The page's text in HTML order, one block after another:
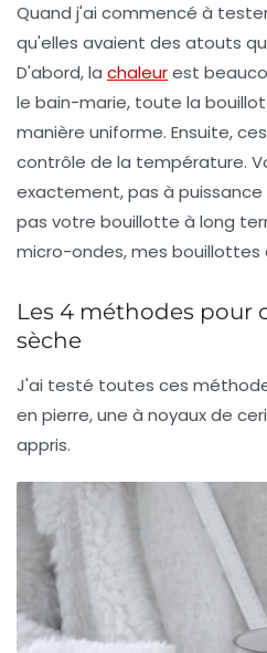
Quand j'ai commencé à
qu'elles avaient des atouts
D'abord, la chaleurest
le bain-marie, toute la
manière uniforme. Ensuite,
contrôle de la température.
exactement, pas à
pas votre bouillotte à long
micro-ondes, mes bouillottes
Les 4 méthodes pour
sèche
J'ai testé toutes ces
en pierre, une à noyaux de
appris.